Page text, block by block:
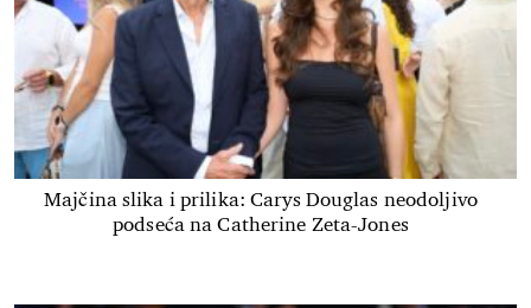
Majčina slika i prilika: Carys Douglas neodoljivo
podseća na Catherine Zeta-Jones